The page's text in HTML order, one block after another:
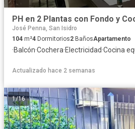
PH en 2 Plantas con Fondo y
José Penna, San Isidro
104 m²4 Dormitorios2 BañosApartamento
·Balcón·Cochera·Electricidad·Cocina
Actualizado hace 2 semanas
1/16